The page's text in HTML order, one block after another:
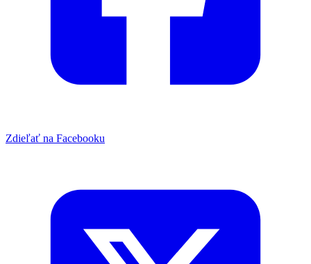
Zdieľať na Facebooku